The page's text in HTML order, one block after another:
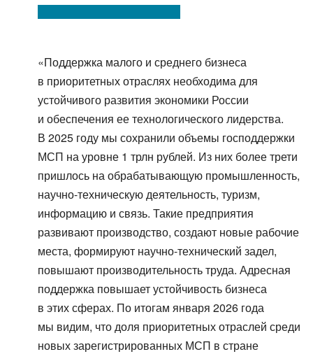
«Поддержка малого и среднего бизнеса
в приоритетных отраслях необходима для
устойчивого развития экономики России
и обеспечения ее технологического лидерства.
В 2025 году мы сохранили объемы господдержки
МСП на уровне 1 трлн рублей. Из них более трети
пришлось на обрабатывающую промышленность,
научно-техническую деятельность, туризм,
информацию и связь. Такие предприятия
развивают производство, создают новые рабочие
места, формируют научно-технический задел,
повышают производительность труда. Адресная
поддержка повышает устойчивость бизнеса
в этих сферах. По итогам января 2026 года
мы видим, что доля приоритетных отраслей среди
новых зарегистрированных МСП в стране